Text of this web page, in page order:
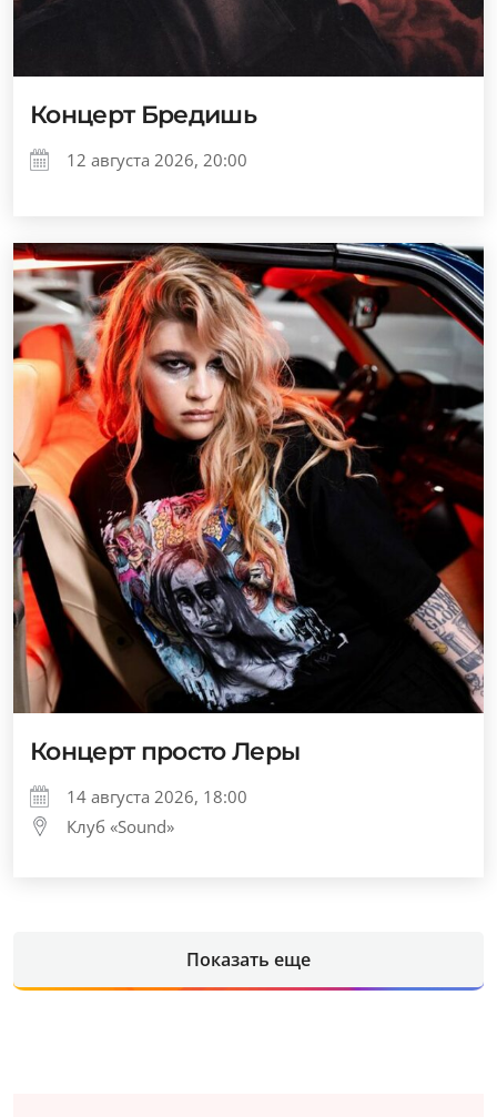
Концерт Бредишь
12 августа 2026, 20:00
Концерт просто Леры
14 августа 2026, 18:00
Клуб «Sound»
Показать еще